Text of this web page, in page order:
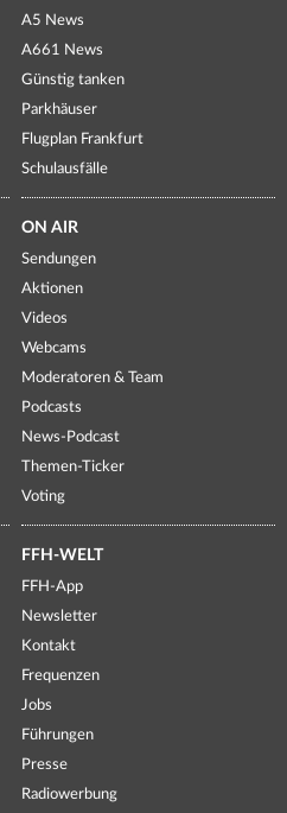
A5 News
A661 News
Günstig tanken
Parkhäuser
Flugplan Frankfurt
Schulausfälle
ON AIR
Sendungen
Aktionen
Videos
Webcams
Moderatoren & Team
Podcasts
News-Podcast
Themen-Ticker
Voting
FFH-WELT
FFH-App
Newsletter
Kontakt
Frequenzen
Jobs
Führungen
Presse
Radiowerbung